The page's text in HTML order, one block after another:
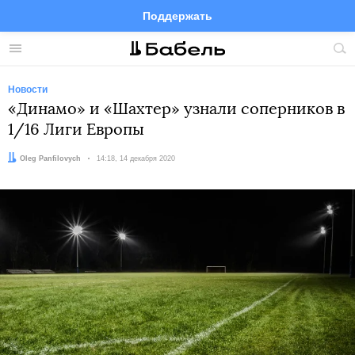
Меню
Поддержать
FacebookTelegramTwitter
Новости
«Динамо» и «Шахтер» узнали соперников в
1/16 Лиги Европы
Автор:
Oleg Panfilovych Дата:
14:18, 14 декабря 2020